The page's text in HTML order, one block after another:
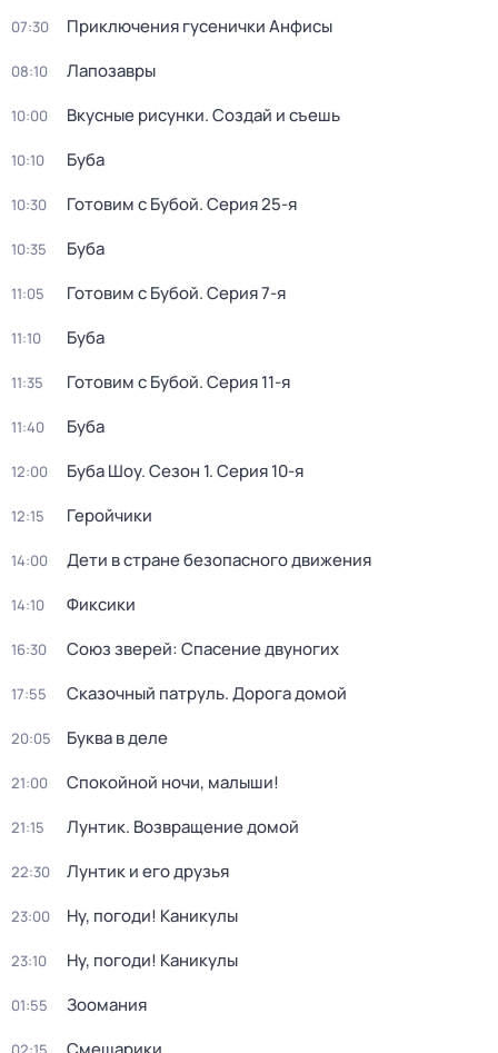
07:30 Приключения гусенички Анфисы
08:10 Лапозавры
10:00 Вкусные рисунки. Создай и съешь
10:10 Буба
10:30 Готовим с Бубой. Серия 25-я
10:35 Буба
11:05 Готовим с Бубой. Серия 7-я
11:10 Буба
11:35 Готовим с Бубой. Серия 11-я
11:40 Буба
12:00 Буба Шоу. Сезон 1. Серия 10-я
12:15 Геройчики
14:00 Дети в стране безопасного движения
14:10 Фиксики
16:30 Союз зверей: Спасение двуногих
17:55 Сказочный патруль. Дорога домой
20:05 Буква в деле
21:00 Спокойной ночи, малыши!
21:15 Лунтик. Возвращение домой
22:30 Лунтик и его друзья
23:00 Ну, погоди! Каникулы
23:10 Ну, погоди! Каникулы
01:55 Зоомания